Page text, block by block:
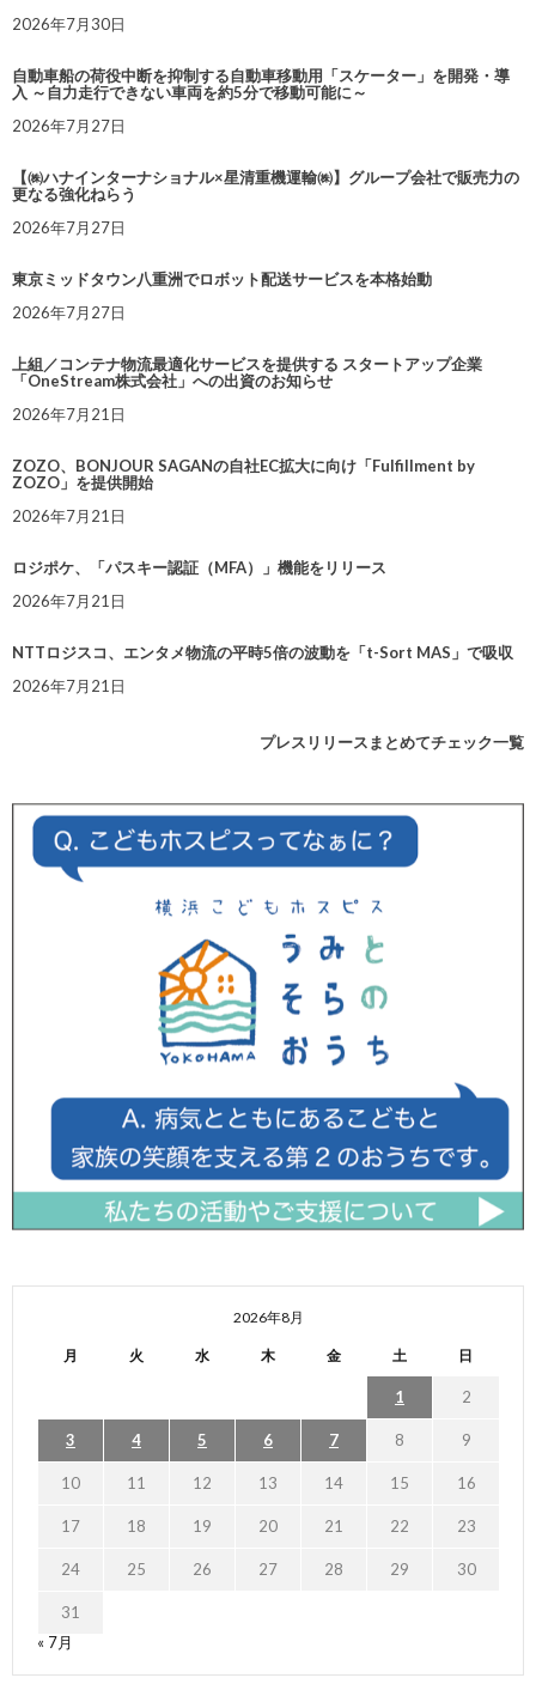
2026年7月30日
自動車船の荷役中断を抑制する自動車移動用「スケーター」を開発・導
入 ～自力走行できない車両を約5分で移動可能に～
2026年7月27日
【㈱ハナインターナショナル×星清重機運輸㈱】グループ会社で販売力の
更なる強化ねらう
2026年7月27日
東京ミッドタウン八重洲でロボット配送サービスを本格始動
2026年7月27日
上組／コンテナ物流最適化サービスを提供する スタートアップ企業
「OneStream株式会社」への出資のお知らせ
2026年7月21日
ZOZO、BONJOUR SAGANの自社EC拡大に向け「Fulfillment by
ZOZO」を提供開始
2026年7月21日
ロジポケ、「パスキー認証（MFA）」機能をリリース
2026年7月21日
NTTロジスコ、エンタメ物流の平時5倍の波動を「t-Sort MAS」で吸収
2026年7月21日
プレスリリースまとめてチェック一覧
2026年8月
月 火 水 木 金 土 日
1 2
3 4 5 6 7 8 9
10 11 12 13 14 15 16
17 18 19 20 21 22 23
24 25 26 27 28 29 30
31
« 7月